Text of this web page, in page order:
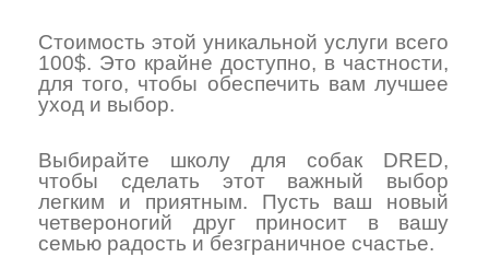
Стоимость этой уникальной услуги всего
100$. Это крайне доступно, в частности,
для того, чтобы обеспечить вам лучшее
уход и выбор.
Выбирайте школу для собак DRED,
чтобы сделать этот важный выбор
легким и приятным. Пусть ваш новый
четвероногий друг приносит в вашу
семью радость и безграничное счастье.